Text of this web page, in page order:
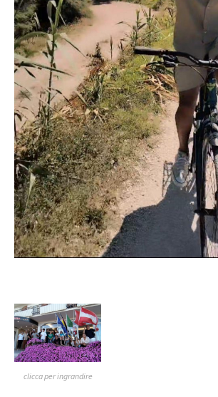
clicca per ingrandire